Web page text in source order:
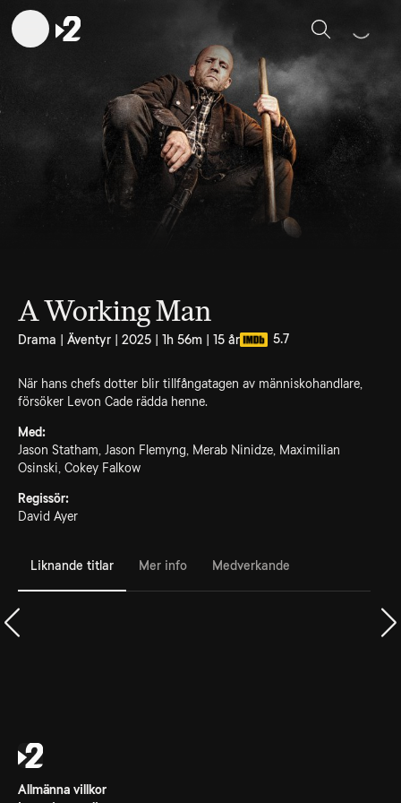
Sök
A Working Man
Drama | Äventyr | 2025 | 1h 56m | 15 år 5.7
När hans chefs dotter blir tillfångatagen av människohandlare,
försöker Levon Cade rädda henne.
Med:
Jason Statham, Jason Flemyng, Merab Ninidze, Maximilian
Osinski, Cokey Falkow
Regissör:
David Ayer
Liknande titlar Mer info Medverkande
Allmänna villkor